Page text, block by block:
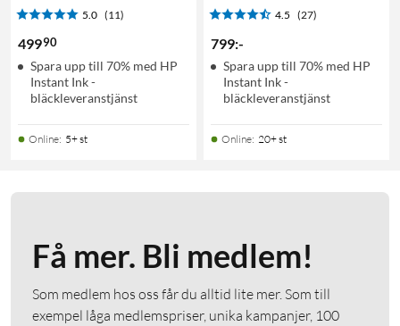
5.0 (11)
49990
Spara upp till 70% med HP
Instant Ink -
bläckleveranstjänst
Online: 5+ st
4.5 (27)
799:-
Spara upp till 70% med HP
Instant Ink -
bläckleveranstjänst
Online: 20+ st
Få mer. Bli medlem!
Som medlem hos oss får du alltid lite mer. Som till
exempel låga medlemspriser, unika kampanjer, 100